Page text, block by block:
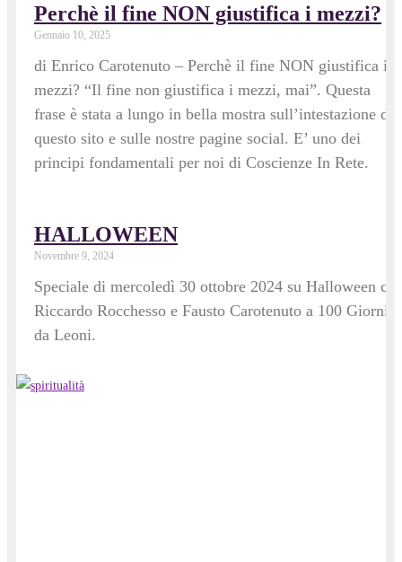
Perchè il fine NON giustifica i mezzi?
Gennaio 10, 2025
di Enrico Carotenuto – Perchè il fine NON giustifica i
mezzi? “Il fine non giustifica i mezzi, mai”. Questa
frase è stata a lungo in bella mostra sull’intestazione di
questo sito e sulle nostre pagine social. E’ uno dei
principi fondamentali per noi di Coscienze In Rete.
HALLOWEEN
Novembre 9, 2024
Speciale di mercoledì 30 ottobre 2024 su Halloween
Riccardo Rocchesso e Fausto Carotenuto a 100 Giorni
da Leoni.